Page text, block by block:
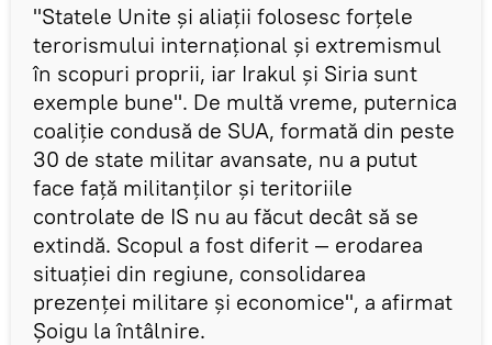
"Statele Unite și aliații folosesc forțele
terorismului internațional și extremismul
în scopuri proprii, iar Irakul și Siria sunt
exemple bune". De multă vreme, puternica
coaliție condusă de SUA, formată din peste
30 de state militar avansate, nu a putut
face față militanților și teritoriile
controlate de IS nu au făcut decât să se
extindă. Scopul a fost diferit — erodarea
situației din regiune, consolidarea
prezenței militare și economice", a afirmat
Șoigu la întâlnire.